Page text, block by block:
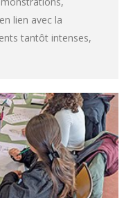
lien avec la
tantôt intenses,